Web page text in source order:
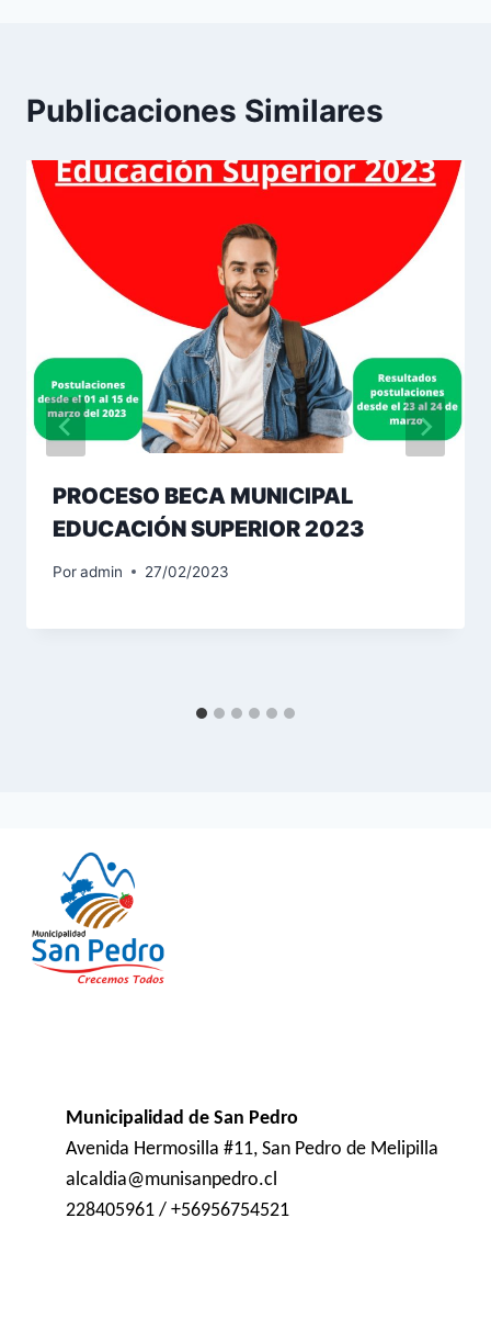
Publicaciones Similares
PROCESO BECA MUNICIPAL
EDUCACIÓN SUPERIOR 2023
Poradmin 27/02/2023
Municipalidad de San Pedro
Avenida Hermosilla #11, San Pedro de Melipilla
alcaldia@munisanpedro.cl
228405961 / +56956754521